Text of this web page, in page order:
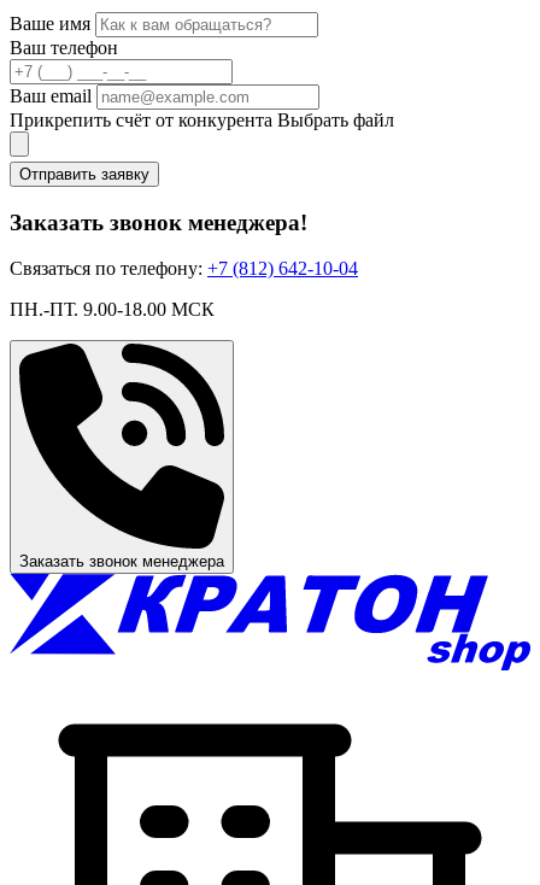
Ваше имя
Ваш телефон
Ваш email
Прикрепить счёт от конкурента Выбрать файл
Отправить заявку
Заказать звонок менеджера!
Связаться по телефону: +7 (812) 642-10-04
ПН.-ПТ. 9.00-18.00 МСК
Заказать звонок менеджера